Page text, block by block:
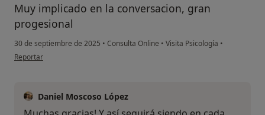
Muy implicado en la conversacion, gran
progesional
30 de septiembre de 2025 • Consulta Online • Visita Psicología •
en opinión del usuario A. P.G.
Reportar
Daniel Moscoso López